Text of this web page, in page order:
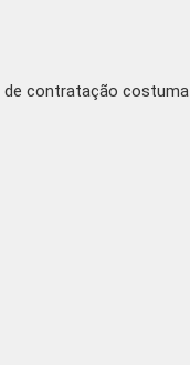
de contratação costuma